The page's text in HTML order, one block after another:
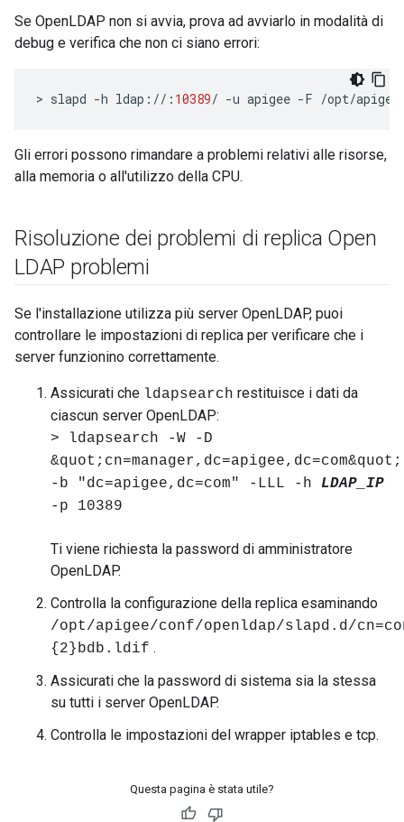
Se OpenLDAP non si avvia, prova ad avviarlo in modalità di
debug e verifica che non ci siano errori:
> slapd -h ldap : // : 10389/ -u apigee -F /opt/apigee
Gli errori possono rimandare a problemi relativi alle risorse,
alla memoria o all'utilizzo della CPU.
Risoluzione dei problemi di replica Open
LDAP problemi
Se l'installazione utilizza più server OpenLDAP, puoi
controllare le impostazioni di replica per verificare che i
server funzionino correttamente.
Assicurati che ldapsearch restituisce i dati da
ciascun server OpenLDAP:
> ldapsearch -W -D
&quot;cn=manager,dc=apigee,dc=com&quot;
-b "dc=apigee,dc=com" -LLL -h LDAP_IP
-p 10389
Ti viene richiesta la password di amministratore
OpenLDAP.
Controlla la configurazione della replica esaminando
/opt/apigee/conf/openldap/slapd.d/
{2}bdb.ldif .
Assicurati che la password di sistema sia la stessa
su tutti i server OpenLDAP.
Controlla le impostazioni del wrapper iptables e tcp.
Questa pagina è stata utile?